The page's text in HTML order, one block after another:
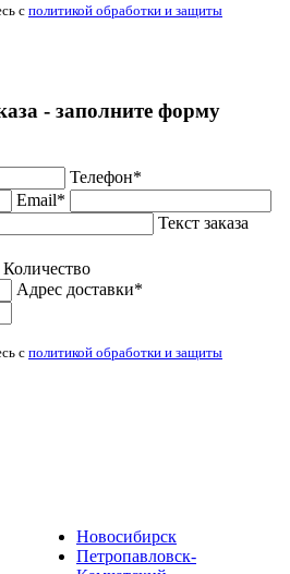
сполитикой обработки и защиты
- заполните форму
Телефон*
Email*
Текст заказа
Количество
Адрес доставки*
сполитикой обработки и защиты
Новосибирск
Петропавловск-